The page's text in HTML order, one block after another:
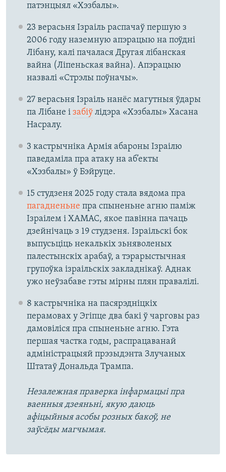
патэнцыял «Хэзбалы».
23 верасьня Ізраіль распачаў першую з
2006 году наземную апэрацыю на поўдні
Лібану, калі пачалася Другая лібанская
вайна (Ліпеньская вайна). Апэрацыю
назвалі «Стрэлы поўначы».
27 верасьня Ізраіль нанёс магутныя ўдары
па Лібане і забіўлідэра «Хэзбалы» Хасана
Насралу.
3 кастрычніка Армія абароны Ізраілю
паведаміла пра атаку на аб’екты
«Хэзбалы» ў Бэйруце.
15 студзеня 2025 году стала вядома пра
пагадненьне пра спыненьне агню паміж
Ізраілем і ХАМАС, якое павінна пачаць
дзейнічаць з 19 студзеня. Ізраільскі бок
выпусьціць некалькіх зьняволеных
палестынскіх арабаў, а тэрарыстычная
групоўка ізраільскіх закладнікаў. Аднак
ужо неўзабаве гэты мірны плян правалілі.
8 кастрычніка на пасярэдніцкіх
перамовах у Эгіпце два бакі ў чарговы раз
дамовіліся пра спыненьне агню. Гэта
першая частка годы, распрацаванай
адміністрацыяй прэзыдэнта Злучаных
Штатаў Дональда Трампа.
Незалежная праверка інфармацыі пра
ваенныя дзеяньні, якую даюць
афіцыйныя асобы розных бакоў, не
заўсёды магчымая.